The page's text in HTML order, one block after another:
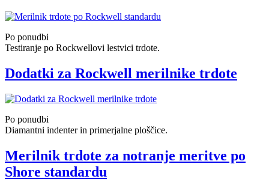
Po ponudbi
Testiranje po Rockwellovi lestvici trdote.
Dodatki za Rockwell merilnike trdote
Po ponudbi
Diamantni indenter in primerjalne ploščice.
Merilnik trdote za notranje meritve po
Shore standardu